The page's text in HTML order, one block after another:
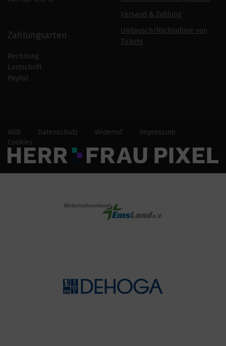
Zahlungsarten
Rechnung
Lastschrift
PayPal
Versand & Zahlung
Umtausch/Rücknahme von
Tickets
AGB Datenschutz Widerruf
Impressum
Cookies